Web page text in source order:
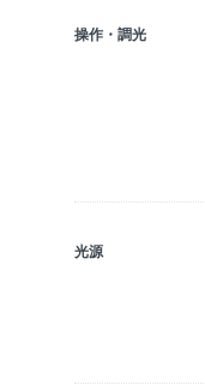
操作・調光
光源